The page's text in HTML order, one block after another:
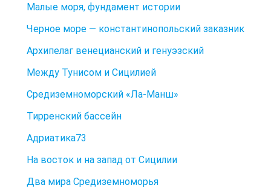
Малые моря, фундамент истории
Черное море — константинопольский заказник
Архипелаг венецианский и генуэзский
Между Тунисом и Сицилией
Средиземноморский «Ла-Манш»
Тирренский бассейн
Адриатика73
На восток и на запад от Сицилии
Два мира Средиземноморья